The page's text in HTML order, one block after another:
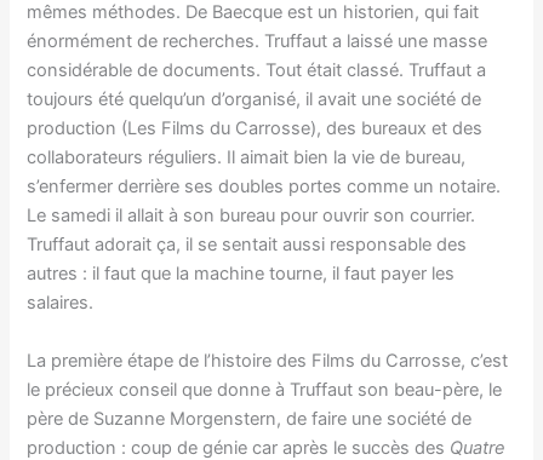
mêmes méthodes. De Baecque est un historien, qui fait
énormément de recherches. Truffaut a laissé une masse
considérable de documents. Tout était classé. Truffaut a
toujours été quelqu’un d’organisé, il avait une société de
production (Les Films du Carrosse), des bureaux et des
collaborateurs réguliers. Il aimait bien la vie de bureau,
s’enfermer derrière ses doubles portes comme un notaire.
Le samedi il allait à son bureau pour ouvrir son courrier.
Truffaut adorait ça, il se sentait aussi responsable des
autres : il faut que la machine tourne, il faut payer les
salaires.
La première étape de l’histoire des Films du Carrosse, c’est
le précieux conseil que donne à Truffaut son beau-père, le
père de Suzanne Morgenstern, de faire une société de
production : coup de génie car après le succès des Quatre